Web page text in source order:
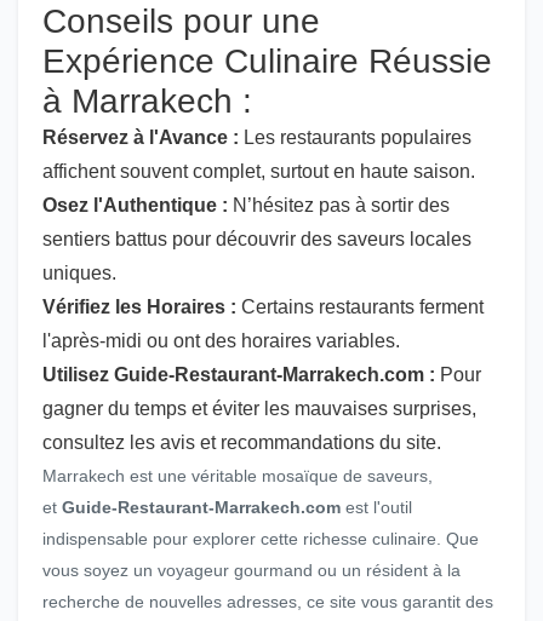
Conseils pour une
Expérience Culinaire Réussie
à Marrakech :
Réservez à l'Avance : Les restaurants populaires
affichent souvent complet, surtout en haute saison.
Osez l'Authentique : N’hésitez pas à sortir des
sentiers battus pour découvrir des saveurs locales
uniques.
Vérifiez les Horaires : Certains restaurants ferment
l'après-midi ou ont des horaires variables.
Utilisez Guide-Restaurant-Marrakech.com : Pour
gagner du temps et éviter les mauvaises surprises,
consultez les avis et recommandations du site.
Marrakech est une véritable mosaïque de saveurs,
et Guide-Restaurant-Marrakech.com est l'outil
indispensable pour explorer cette richesse culinaire. Que
vous soyez un voyageur gourmand ou un résident à la
recherche de nouvelles adresses, ce site vous garantit des